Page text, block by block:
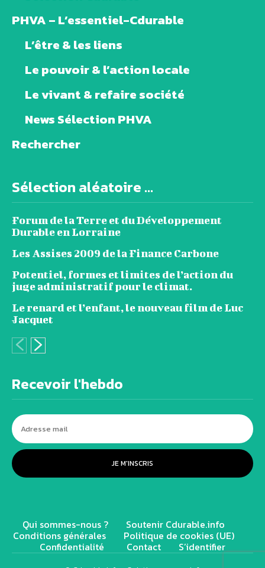
PHVA – L’essentiel-Cdurable
L’être & les liens
Le pouvoir & l’action locale
Le vivant & refaire société
News Sélection PHVA
Rechercher
Sélection aléatoire ...
Forum de la Terre et du Développement
Durable en Lorraine
Les Assises 2009 de la Finance Carbone
Potentiel, formes et limites de l’action du
juge administratif pour le climat.
Le renard et l’enfant, le nouveau film de Luc
Jacquet
Recevoir l'hebdo
JE M'INSCRIS
Qui sommes-nous ? Soutenir Cdurable.info
Conditions générales Politique de cookies (UE)
Confidentialité Contact S’identifier